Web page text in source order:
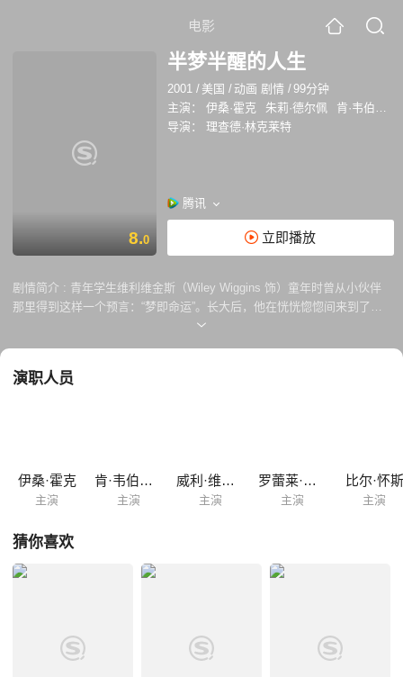
电影
8.0
半梦半醒的人生
2001 / 美国 / 动画 剧情 /99分钟
主演：
伊桑·霍克 朱莉·德尔佩
肯·韦伯斯特
导演：
理查德·林克莱特
腾讯
立即播放
剧情简介 : 青年学生维利维金斯（Wiley Wiggins 饰）童年时曾从小伙伴
那里得到这样一个预言：“梦即命运”。长大后，他在恍恍惚惚间来到了一
座陌生的城市。维利走街串巷，经历各种各样的神奇体验，仿佛穿梭于不
留着雷鬼头的四人团体……每个人都喋喋不休，谈论着人生、理想和哲
演职人员
伊桑·霍克
主演
肯·韦伯斯特
主演
威利·维金斯
主演
罗蕾莱·林克莱特
主演
比尔·怀斯
主演
猜你喜欢